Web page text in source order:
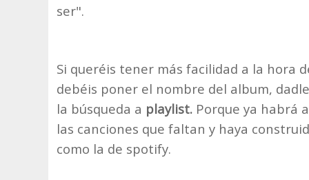
ser".
Si queréis tener más facilidad a la hora
debéis poner el nombre del album,
la búsqueda a playlist. Porque ya habrá
las canciones que faltan y haya
como la de spotify.